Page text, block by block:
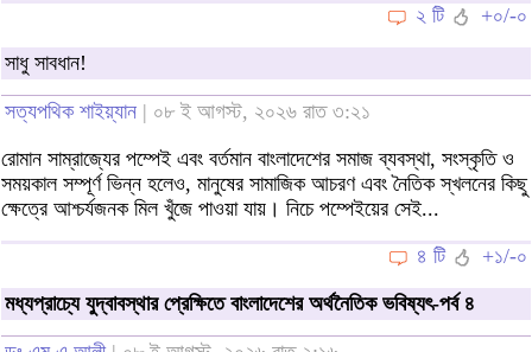
২ টি
+০/-০
সাধু সাবধান!
সত্যপথিক শাইয়্যান | ০৮ ই আগস্ট, ২০২৬ রাত ৩:২১
রোমান সাম্রাজ্যের পম্পেই এবং বর্তমান বাংলাদেশের সমাজ ব্যবস্থা, সংস্কৃতি ও
সময়কাল সম্পূর্ণ ভিন্ন হলেও, মানুষের সামাজিক আচরণ এবং নৈতিক স্খলনের কিছু
ক্ষেত্রে আশ্চর্যজনক মিল খুঁজে পাওয়া যায়। নিচে পম্পেইয়ের সেই...
৪ টি
+১/-০
মধ্যপ্রাচ্যে যুদ্বাবস্থার প্রেক্ষিতে বাংলাদেশের অর্থনৈতিক ভবিষ্যৎ-পর্ব ৪